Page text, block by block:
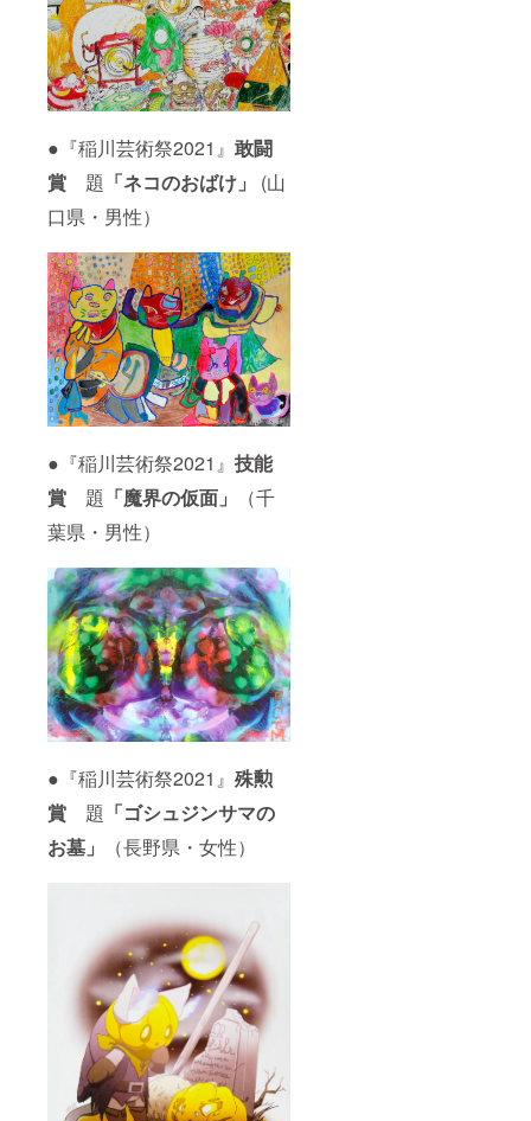
●『稲川芸術祭2021』 敢闘
賞 題 「ネコのおばけ」
(山
口県・男性）
●『稲川芸術祭2021』 技能
賞 題 「魔界の仮面」
（千
葉県・男性）
●『稲川芸術祭2021』 殊勲
賞 題 「ゴシュジンサマの
お墓」
（長野県・女性）